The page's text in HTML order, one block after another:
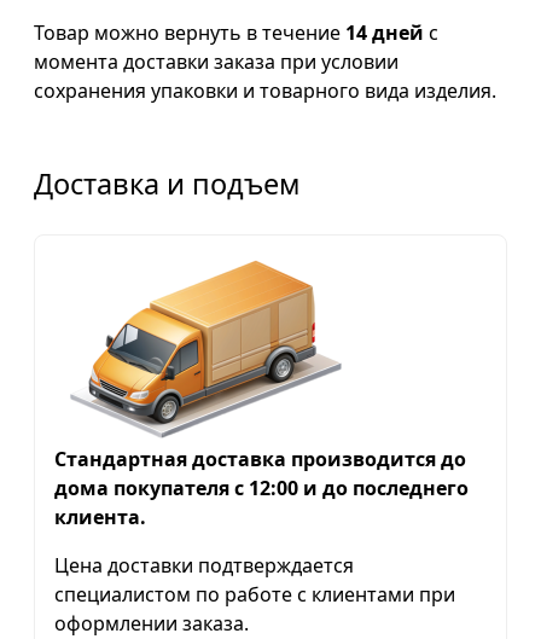
Товар можно вернуть в течение 14 дней с
момента доставки заказа при условии
сохранения упаковки и товарного вида изделия.
Доставка и подъем
Стандартная доставка производится до
дома покупателя с 12:00 и до последнего
клиента.
Цена доставки подтверждается
специалистом по работе с клиентами при
оформлении заказа.